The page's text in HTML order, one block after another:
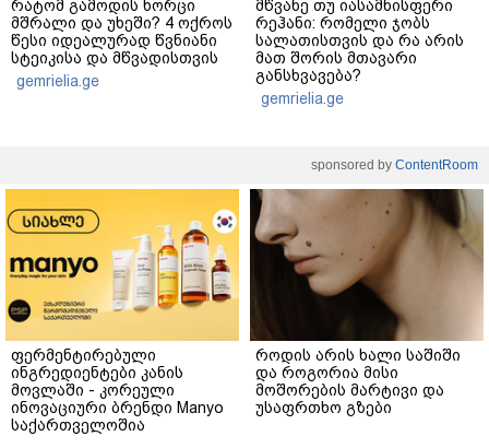
რატომ გამოდის ხორცი
მშრალი და უხეში? 4 ოქროს
წესი იდეალურად წვნიანი
სტეიკისა და მწვადისთვის
gemrielia.ge
მწვანე თუ იასამნისფერი
რეჰანი: რომელი ჯობს
სალათისთვის და რა არის
მათ შორის მთავარი
განსხვავება?
gemrielia.ge
sponsored by ContentRoom
ფერმენტირებული
ინგრედიენტები კანის
მოვლაში - კორეული
ინოვაციური ბრენდი Manyo
საქართველოშია
როდის არის ხალი საშიში
და როგორია მისი
მოშორების მარტივი და
უსაფრთხო გზები